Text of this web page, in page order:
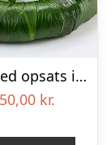
Krans med opsats i gule farver – Blomster til begravelse
kr.